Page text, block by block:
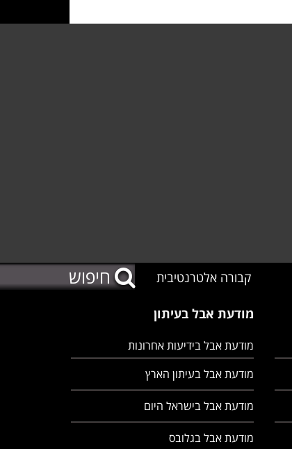
קבורה אלטרנטיבית
מודעת אבל בעיתון
מודעת אבל בידיעות אחרונות
מודעת אבל בעיתון הארץ
מודעת אבל בישראל היום
מודעת אבל בגלובס